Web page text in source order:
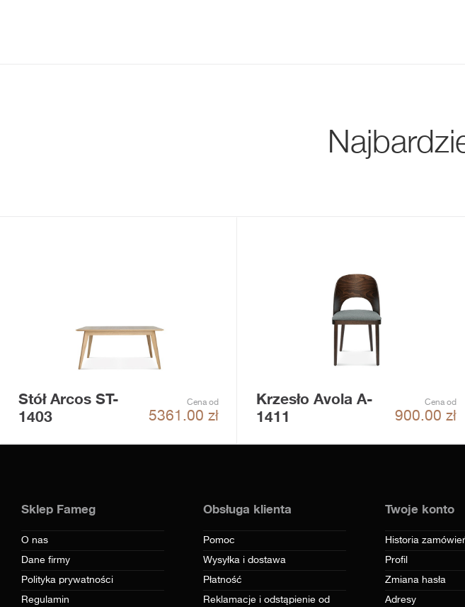
Stół Arcos ST-
1403
Cena od
5361.00 zł
Krzesło Avola A-
1411
Cena od
900.00 zł
Sklep Fameg
O nas
Dane firmy
Polityka prywatności
Regulamin
Obsługa klienta
Pomoc
Wysyłka i dostawa
Płatność
Reklamacje i odstąpienie od
Twoje konto
Historia
Profil
Zmiana hasła
Adresy